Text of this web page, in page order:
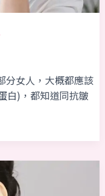
分女人，大概都應該
白)，都知道同抗皺